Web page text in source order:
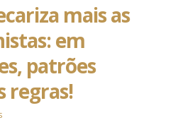
mais as
em
patrões
regras!